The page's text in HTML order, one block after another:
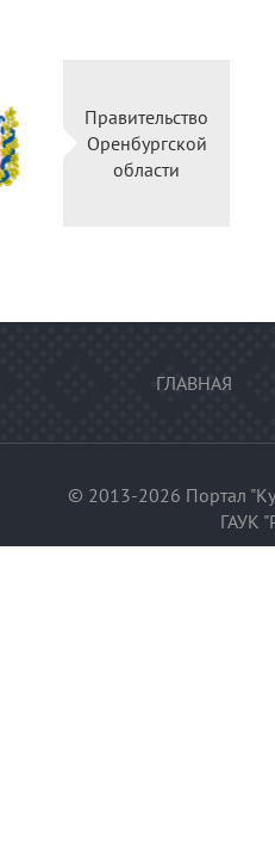
Правительство
Оренбургской
области
ГЛАВНАЯ
© 2013-2026 Портал
ГАУК